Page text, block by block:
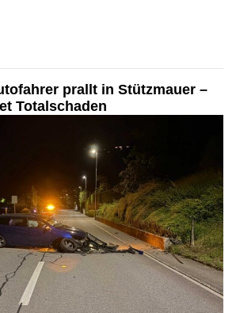
prallt in Stützmauer –
Totalschaden